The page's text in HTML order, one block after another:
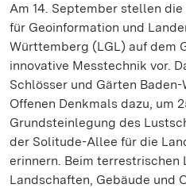
Am 14. September stellen
für Geoinformation und
Württemberg (LGL) auf dem
innovative Messtechnik vor.
Schlösser und Gärten
Offenen Denkmals dazu, um
Grundsteinlegung des
der Solitude-Allee für die
erinnern. Beim terrestrischen
Landschaften, Gebäude und